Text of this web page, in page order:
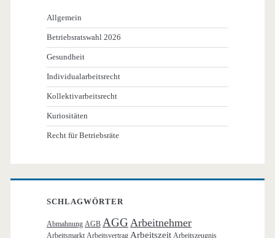
Allgemein
Betriebsratswahl 2026
Gesundheit
Individualarbeitsrecht
Kollektivarbeitsrecht
Kuriositäten
Recht für Betriebsräte
SCHLAGWÖRTER
Abmahnung AGB AGG Arbeitnehmer
Arbeitsmarkt Arbeitsvertrag Arbeitszeit Arbeitszeugnis